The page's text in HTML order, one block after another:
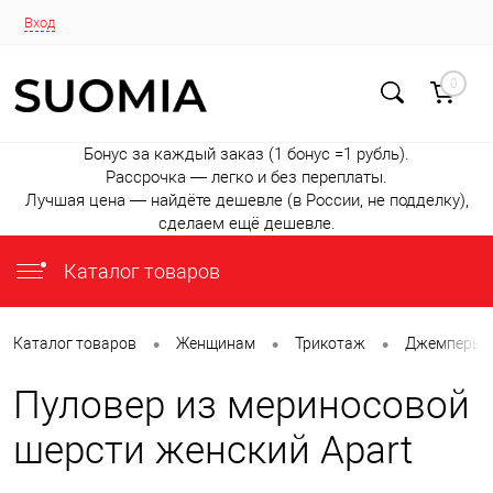
Вход
0
Бонус за каждый заказ (1 бонус =1 рубль).
Рассрочка — легко и без переплаты.
Лучшая цена — найдёте дешевле (в России, не подделку),
сделаем ещё дешевле.
Каталог товаров
Каталог товаров • Женщинам • Трикотаж • Джемперы
Пуловер из мериносовой
шерсти женский Apart